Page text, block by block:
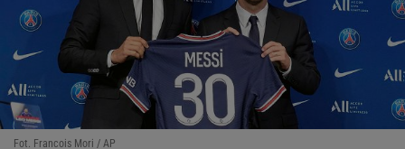
Fot. Francois Mori / AP